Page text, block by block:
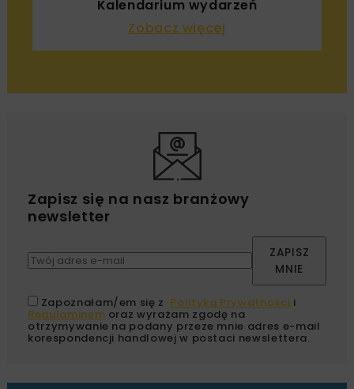
Kalendarium wydarzeń
Zobacz więcej
Zapisz się na nasz branżowy
newsletter
ZAPISZ
MNIE
Zapoznałam/em się z Polityką Prywatności i
Regulaminem oraz wyrażam zgodę na
otrzymywanie na podany przeze mnie adres e-mail
korespondencji handlowej w postaci newslettera.